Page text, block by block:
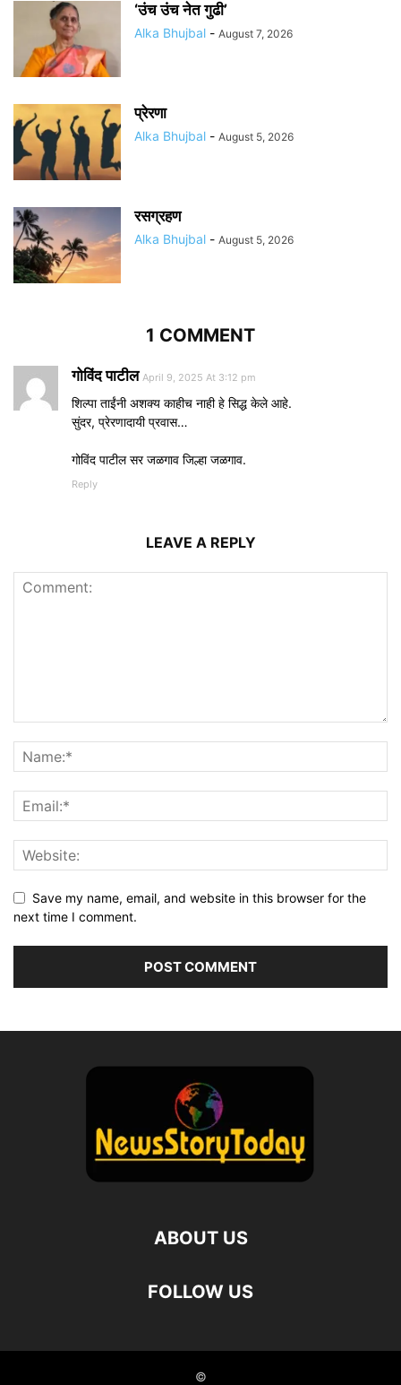
‘उंच उंच नेत गुढी’
Alka Bhujbal - August 7, 2026
प्रेरणा
Alka Bhujbal - August 5, 2026
रसग्रहण
Alka Bhujbal - August 5, 2026
1 COMMENT
गोविंद पाटील April 9, 2025 At 3:12 pm
शिल्पा ताईंनी अशक्य काहीच नाही हे सिद्ध केले आहे.
सुंदर, प्रेरणादायी प्रवास…
गोविंद पाटील सर जळगाव जिल्हा जळगाव.
Reply
LEAVE A REPLY
Save my name, email, and website in this browser for the
next time I comment.
ABOUT US
FOLLOW US
©